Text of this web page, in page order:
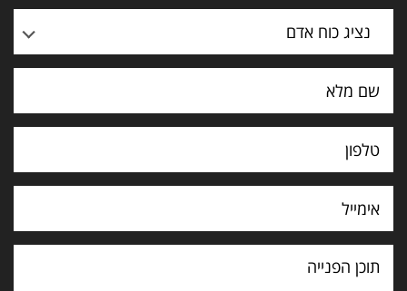
נציג כוח אדם
תוכן
הפנייה